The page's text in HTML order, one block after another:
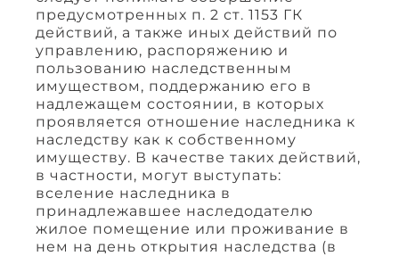
предусмотренных п. 2 ст. 1153 ГК
действий, а также иных действий по
управлению, распоряжению и
пользованию наследственным
имуществом, поддержанию его в
надлежащем состоянии, в которых
проявляется отношение наследника к
наследству как к собственному
имуществу. В качестве таких действий,
в частности, могут выступать:
вселение наследника в
принадлежавшее наследодателю
жилое помещение или проживание в
нем на день открытия наследства (в